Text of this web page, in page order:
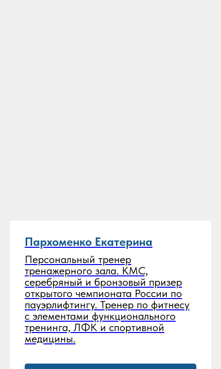
Пархоменко Екатерина
Персональный тренер
тренажерного зала. КМС,
серебряный и бронзовый призер
открытого чемпионата России по
пауэрлифтингу. Тренер по фитнесу
с элементами функционального
тренинга, ЛФК и спортивной
медицины.